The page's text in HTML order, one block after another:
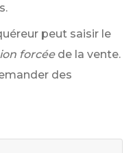
peut saisir le
forcée de la vente.
des